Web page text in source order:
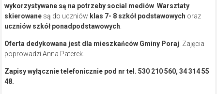
wykorzystywane są na potrzeby social mediów. Warsztaty
skierowanesą do uczniów klas 7- 8 szkół podstawowych oraz
uczniów szkół ponadpodstawowych
Oferta dedykowana jest dla mieszkańców Gminy Poraj . Zajęcia
poprowadzi Anna Paterek.
Zapisy wyłącznie telefonicznie pod nr tel. 530 210 560, 34 314 55
48.